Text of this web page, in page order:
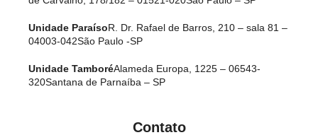
Unidade ParaísoR. Dr. Rafael de Barros, 210 – sala 81 –
04003-042São Paulo -SP
Unidade TamboréAlameda Europa, 1225 – 06543-
320Santana de Parnaíba – SP
Contato